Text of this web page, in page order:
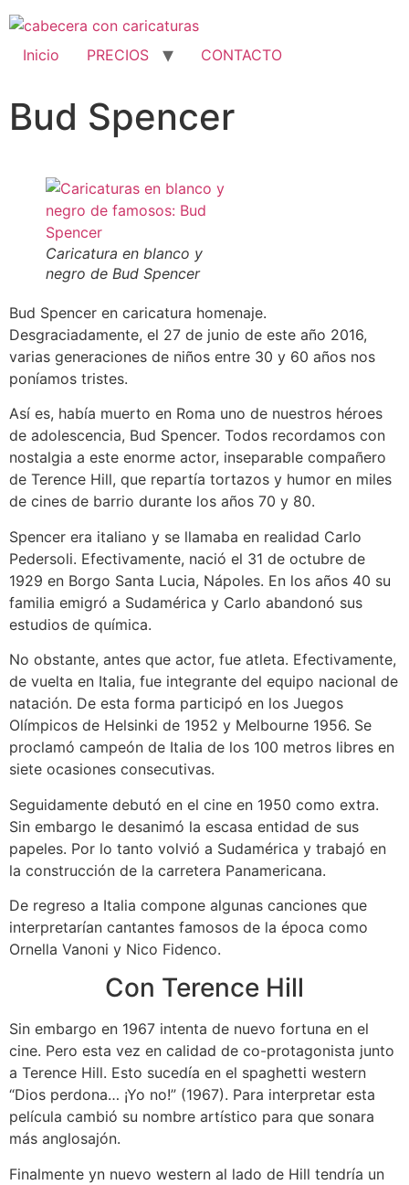
Inicio PRECIOS CONTACTO
Bud Spencer
Caricatura en blanco y
negro de Bud Spencer
Bud Spencer en caricatura homenaje.
Desgraciadamente, el 27 de junio de este año 2016,
varias generaciones de niños entre 30 y 60 años nos
poníamos tristes.
Así es, había muerto en Roma uno de nuestros héroes
de adolescencia, Bud Spencer. Todos recordamos con
nostalgia a este enorme actor, inseparable compañero
de Terence Hill, que repartía tortazos y humor en miles
de cines de barrio durante los años 70 y 80.
Spencer era italiano y se llamaba en realidad Carlo
Pedersoli. Efectivamente, nació el 31 de octubre de
1929 en Borgo Santa Lucia, Nápoles. En los años 40 su
familia emigró a Sudamérica y Carlo abandonó sus
estudios de química.
No obstante, antes que actor, fue atleta. Efectivamente,
de vuelta en Italia, fue integrante del equipo nacional de
natación. De esta forma participó en los Juegos
Olímpicos de Helsinki de 1952 y Melbourne 1956. Se
proclamó campeón de Italia de los 100 metros libres en
siete ocasiones consecutivas.
Seguidamente debutó en el cine en 1950 como extra.
Sin embargo le desanimó la escasa entidad de sus
papeles. Por lo tanto volvió a Sudamérica y trabajó en
la construcción de la carretera Panamericana.
De regreso a Italia compone algunas canciones que
interpretarían cantantes famosos de la época como
Ornella Vanoni y Nico Fidenco.
Con Terence Hill
Sin embargo en 1967 intenta de nuevo fortuna en el
cine. Pero esta vez en calidad de co-protagonista junto
a Terence Hill. Esto sucedía en el spaghetti western
“Dios perdona… ¡Yo no!” (1967). Para interpretar esta
película cambió su nombre artístico para que sonara
más anglosajón.
Finalmente yn nuevo western al lado de Hill tendría un